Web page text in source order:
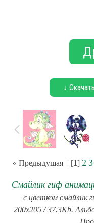
↓ Скачать
« Предыдущая| [1] 2 3
Смайлик гиф
с цветком смайлик
200x205 / 37.3Kb.